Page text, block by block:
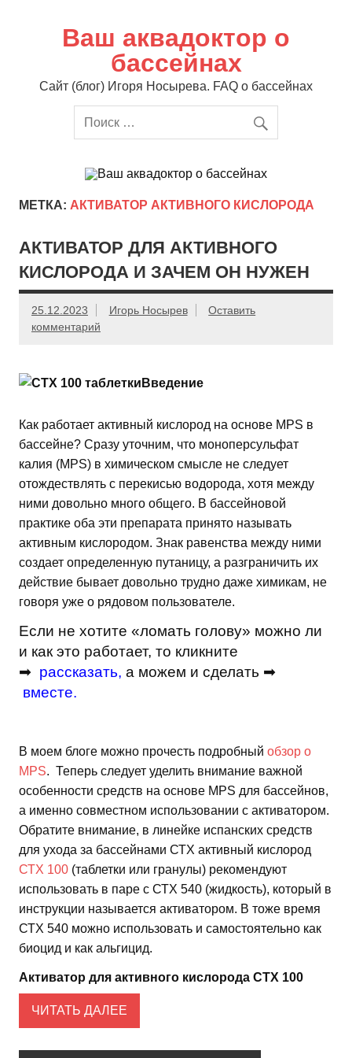
содержимомуВаш аквадоктор о
бассейнах
Сайт (блог) Игоря Носырева. FAQ о бассейнах
МЕТКА: АКТИВАТОР АКТИВНОГО КИСЛОРОДА
АКТИВАТОР ДЛЯ АКТИВНОГО
КИСЛОРОДА И ЗАЧЕМ ОН НУЖЕН
25.12.2023 Игорь Носырев
Оставить
комментарий
Введение
Как работает активный кислород на основе MPS в
бассейне? Сразу уточним, что моноперсульфат
калия (MPS) в химическом смысле не следует
отождествлять с перекисью водорода, хотя между
ними довольно много общего. В бассейновой
практике оба эти препарата принято называть
активным кислородом. Знак равенства между ними
создает определенную путаницу, а разграничить их
действие бывает довольно трудно даже химикам, не
говоря уже о рядовом пользователе.
Если не хотите «ломать голову» можно ли
и как это работает, то кликните
➡ рассказать, а можем и сделать ➡
вместе.
В моем блоге можно прочесть подробный обзор о
MPS. Теперь следует уделить внимание важной
особенности средств на основе MPS для бассейнов,
а именно совместном использовании с активатором.
Обратите внимание, в линейке испанских средств
для ухода за бассейнами СТХ активный кислород
СТХ 100 (таблетки или гранулы) рекомендуют
использовать в паре с СТХ 540 (жидкость), который в
инструкции называется активатором. В тоже время
СТХ 540 можно использовать и самостоятельно как
биоцид и как альгицид.
Активатор для активного кислорода СТХ 100
ЧИТАТЬ ДАЛЕЕ